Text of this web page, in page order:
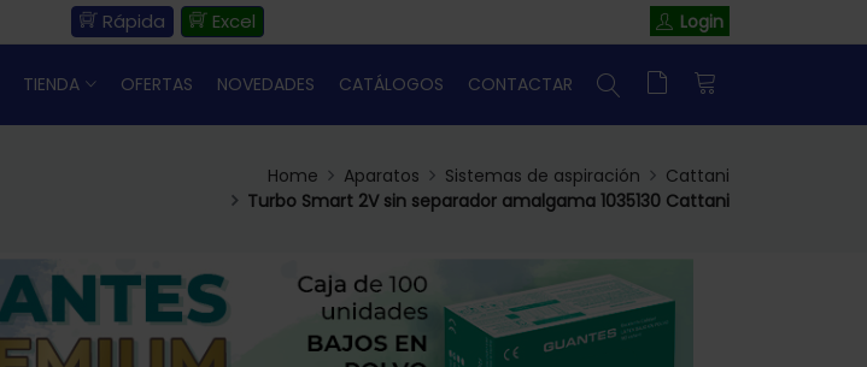
Rápida Excel Login
TIENDA OFERTAS NOVEDADES CATÁLOGOS CONTACTAR
Home Aparatos Sistemas de aspiración
Cattani
Turbo Smart 2V sin separador amalgama 1035130 Cattani